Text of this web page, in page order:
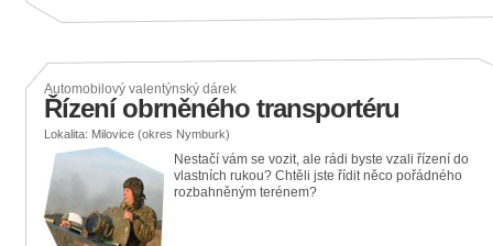
Automobilový valentýnský dárek
Řízení obrněného transportéru
Lokalita: Milovice (okres Nymburk)
Nestačí vám se vozit, ale rádi byste vzali řízení do
vlastních rukou? Chtěli jste řídit něco pořádného
rozbahněným terénem?